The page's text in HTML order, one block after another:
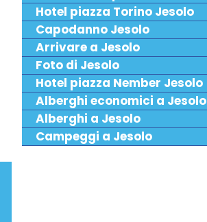
Hotel piazza Torino Jesolo
Capodanno Jesolo
Arrivare a Jesolo
Foto di Jesolo
Hotel piazza Nember Jesolo
Alberghi economici a Jesolo
Alberghi a Jesolo
Campeggi a Jesolo